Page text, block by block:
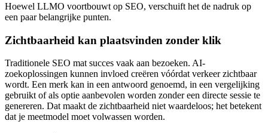
Hoewel LLMO voortbouwt op SEO, verschuift het de nadruk op
een paar belangrijke punten.
Zichtbaarheid kan plaatsvinden zonder klik
Traditionele SEO mat succes vaak aan bezoeken. AI-
zoekoplossingen kunnen invloed creëren vóórdat verkeer zichtbaar
wordt. Een merk kan in een antwoord genoemd, in een vergelijking
gebruikt of als optie aanbevolen worden zonder een directe sessie te
genereren. Dat maakt de zichtbaarheid niet waardeloos; het betekent
dat je meetmodel moet volwassen worden.